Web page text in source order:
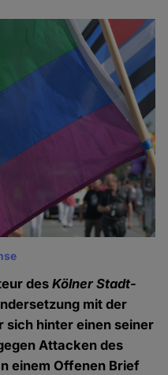
desKölner Stadt-
mit der
sich hinter einen seiner
Attacken des
einem Offenen Brief